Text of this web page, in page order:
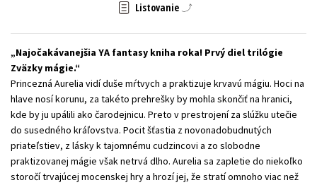
Všetky tituly
Listovanie
Najočakávanejšia YA fantasy kniha roka! Prvý diel trilógie
Zväzky mágie.
Princezná Aurelia vidí duše mŕtvych a praktizuje krvavú mágiu. Hoci na
hlave nosí korunu, za takéto prehrešky by mohla skončiť na hranici,
kde by ju upálili ako čarodejnicu. Preto v prestrojení za slúžku utečie
do susedného kráľovstva. Pocit šťastia z novonadobudnutých
priateľstiev, z lásky k tajomnému cudzincovi a zo slobodne
praktizovanej mágie však netrvá dlho. Aurelia sa zapletie do niekoľko
storočí trvajúcej mocenskej hry a hrozí jej, že stratí omnoho viac než